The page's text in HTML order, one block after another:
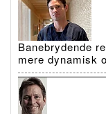
Banebrydende
mere dynamisk